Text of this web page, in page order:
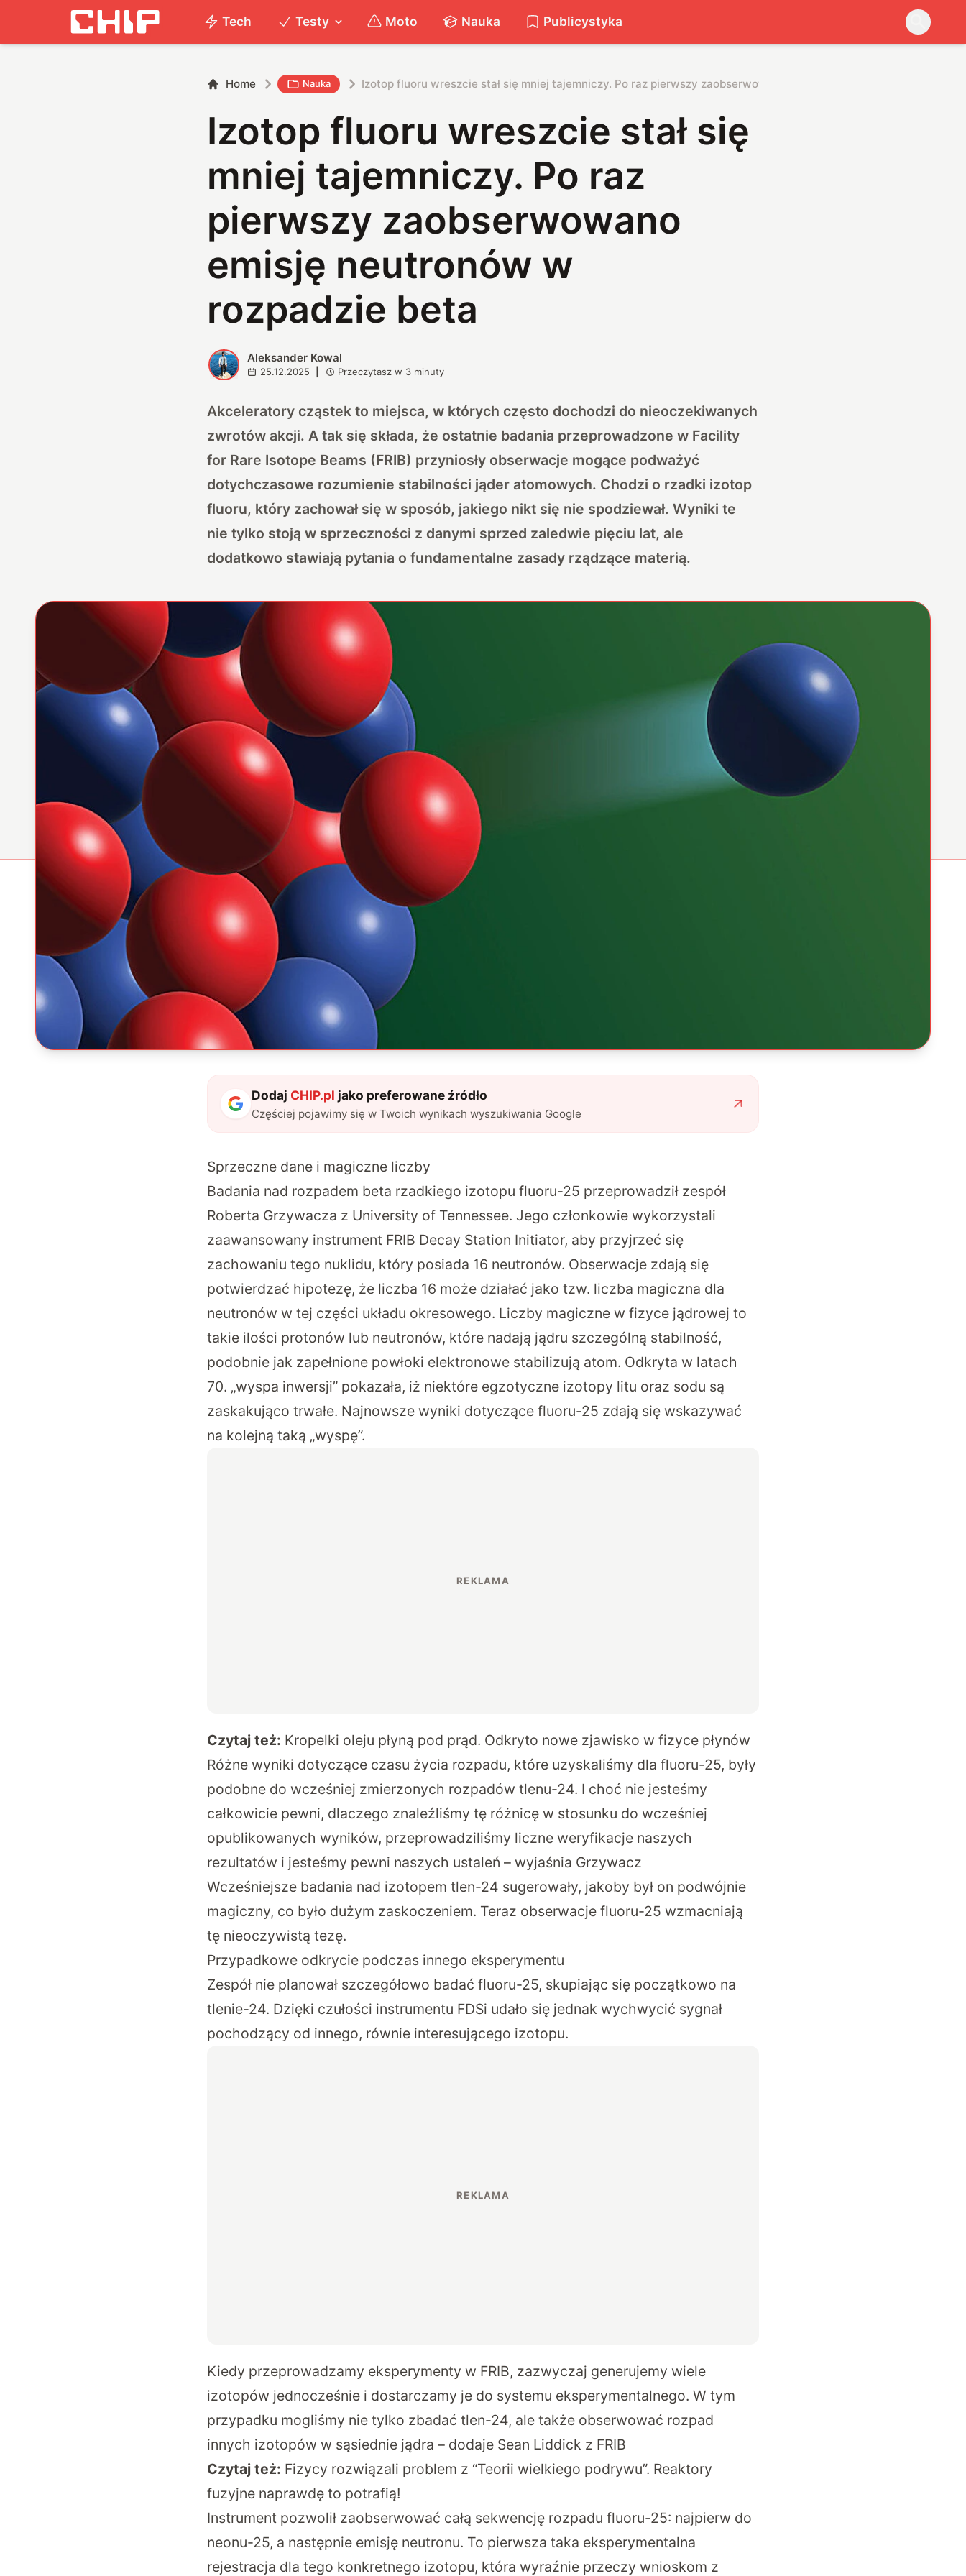
Tech Testy Moto Nauka Publicystyka
Home Nauka Izotop fluoru wreszcie stał się mniej tajemniczy. Po raz pierwszy zaobserwowano emisję neutronów w rozpadzie
Izotop fluoru wreszcie stał się
mniej tajemniczy. Po raz
pierwszy zaobserwowano
emisję neutronów w
rozpadzie beta
A Aleksander Kowal
25.12.2025 Przeczytasz w 3 minuty
Akceleratory cząstek to miejsca, w których często dochodzi do nieoczekiwanych
zwrotów akcji. A tak się składa, że ostatnie badania przeprowadzone w Facility
for Rare Isotope Beams (FRIB) przyniosły obserwacje mogące podważyć
dotychczasowe rozumienie stabilności jąder atomowych. Chodzi o rzadki izotop
fluoru, który zachował się w sposób, jakiego nikt się nie spodziewał. Wyniki te
nie tylko stoją w sprzeczności z danymi sprzed zaledwie pięciu lat, ale
dodatkowo stawiają pytania o fundamentalne zasady rządzące materią.
Dodaj CHIP.pl jako preferowane źródło
Częściej pojawimy się w Twoich wynikach wyszukiwania Google
Sprzeczne dane i magiczne liczby
Badania nad rozpadem beta rzadkiego izotopu fluoru-25 przeprowadził zespół
Roberta Grzywacza z University of Tennessee. Jego członkowie wykorzystali
zaawansowany instrument FRIB Decay Station Initiator, aby przyjrzeć się
zachowaniu tego nuklidu, który posiada 16 neutronów. Obserwacje zdają się
potwierdzać hipotezę, że liczba 16 może działać jako tzw. liczba magiczna dla
neutronów w tej części układu okresowego. Liczby magiczne w fizyce jądrowej to
takie ilości protonów lub neutronów, które nadają jądru szczególną stabilność,
podobnie jak zapełnione powłoki elektronowe stabilizują atom. Odkryta w latach
70. „wyspa inwersji” pokazała, iż niektóre egzotyczne izotopy litu oraz sodu są
zaskakująco trwałe. Najnowsze wyniki dotyczące fluoru-25 zdają się wskazywać
na kolejną taką „wyspę”.
Czytaj też: Kropelki oleju płyną pod prąd. Odkryto nowe zjawisko w fizyce płynów
Różne wyniki dotyczące czasu życia rozpadu, które uzyskaliśmy dla fluoru-25, były
podobne do wcześniej zmierzonych rozpadów tlenu-24. I choć nie jesteśmy
całkowicie pewni, dlaczego znaleźliśmy tę różnicę w stosunku do wcześniej
opublikowanych wyników, przeprowadziliśmy liczne weryfikacje naszych
rezultatów i jesteśmy pewni naszych ustaleń – wyjaśnia Grzywacz
Wcześniejsze badania nad izotopem tlen-24 sugerowały, jakoby był on podwójnie
magiczny, co było dużym zaskoczeniem. Teraz obserwacje fluoru-25 wzmacniają
tę nieoczywistą tezę.
Przypadkowe odkrycie podczas innego eksperymentu
Zespół nie planował szczegółowo badać fluoru-25, skupiając się początkowo na
tlenie-24. Dzięki czułości instrumentu FDSi udało się jednak wychwycić sygnał
pochodzący od innego, równie interesującego izotopu.
Kiedy przeprowadzamy eksperymenty w FRIB, zazwyczaj generujemy wiele
izotopów jednocześnie i dostarczamy je do systemu eksperymentalnego. W tym
przypadku mogliśmy nie tylko zbadać tlen-24, ale także obserwować rozpad
innych izotopów w sąsiednie jądra – dodaje Sean Liddick z FRIB
Czytaj też: Fizycy rozwiązali problem z “Teorii wielkiego podrywu”. Reaktory
fuzyjne naprawdę to potrafią!
Instrument pozwolił zaobserwować całą sekwencję rozpadu fluoru-25: najpierw do
neonu-25, a następnie emisję neutronu. To pierwsza taka eksperymentalna
rejestracja dla tego konkretnego izotopu, która wyraźnie przeczy wnioskom z